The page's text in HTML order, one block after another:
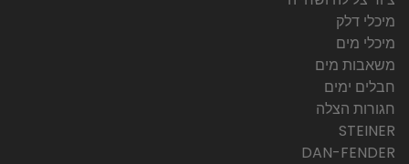
מיכלי דלק
מיכלי מים
משאבות מים
חבלים ימים
חגורות הצלה
STEINER
DAN-FENDER